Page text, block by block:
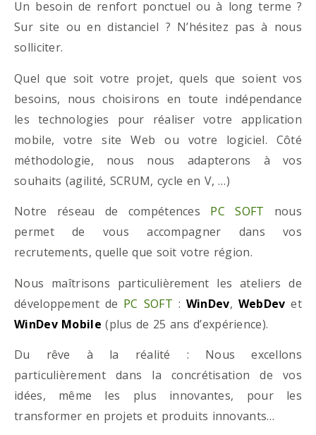
Un besoin de renfort ponctuel ou à long terme ?
Sur site ou en distanciel ? N’hésitez pas à nous
solliciter.
Quel que soit votre projet, quels que soient vos
besoins, nous choisirons en toute indépendance
les technologies pour réaliser votre application
mobile, votre site Web ou votre logiciel. Côté
méthodologie, nous nous adapterons à vos
souhaits (agilité, SCRUM, cycle en V, …)
Notre réseau de compétences PC SOFT nous
permet de vous accompagner dans vos
recrutements, quelle que soit votre région.
Nous maîtrisons particulièrement les ateliers de
développement de PC SOFT : WinDev, WebDev et
WinDev Mobile (plus de 25 ans d’expérience).
Du rêve à la réalité : Nous excellons
particulièrement dans la concrétisation de vos
idées, même les plus innovantes, pour les
transformer en projets et produits innovants…